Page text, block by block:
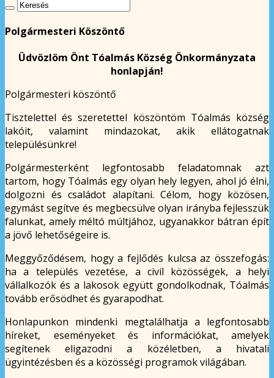
Polgármesteri Köszöntő
Üdvözlöm Önt Tóalmás Község Önkormányzata
honlapján!
Polgármesteri köszöntő
Tisztelettel és szeretettel köszöntöm Tóalmás község
lakóit, valamint mindazokat, akik ellátogatnak
településünkre!
Polgármesterként legfontosabb feladatomnak azt
tartom, hogy Tóalmás egy olyan hely legyen, ahol jó élni,
dolgozni és családot alapítani. Célom, hogy közösen,
egymást segítve és megbecsülve olyan irányba fejlesszük
falunkat, amely méltó múltjához, ugyanakkor bátran épít
a jövő lehetőségeire is.
Meggyőződésem, hogy a fejlődés kulcsa az összefogás:
ha a település vezetése, a civil közösségek, a helyi
vállalkozók és a lakosok együtt gondolkodnak, Tóalmás
tovább erősödhet és gyarapodhat.
Honlapunkon mindenki megtalálhatja a legfontosabb
híreket, eseményeket és információkat, amelyek
segítenek eligazodni a közéletben, a hivatali
ügyintézésben és a közösségi programok világában.